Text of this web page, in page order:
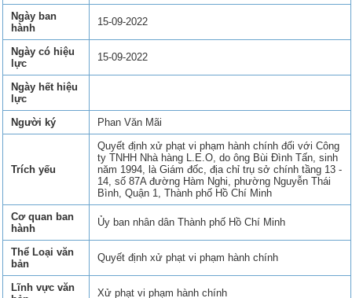
Ngày ban
hành
15-09-2022
Ngày có hiệu
lực
15-09-2022
Ngày hết hiệu
lực
Người ký
Phan Văn Mãi
Trích yếu
Quyết định xử phạt vi phạm hành chính đối với Công
ty TNHH Nhà hàng L.E.O, do ông Bùi Đình Tấn, sinh
năm 1994, là Giám đốc, địa chỉ trụ sở chính tầng 13 -
14, số 87A đường Hàm Nghi, phường Nguyễn Thái
Bình, Quận 1, Thành phố Hồ Chí Minh
Cơ quan ban
hành
Ủy ban nhân dân Thành phố Hồ Chí Minh
Thể Loại văn
bản
Quyết định xử phạt vi phạm hành chính
Lĩnh vực văn
Xử phạt vi phạm hành chính